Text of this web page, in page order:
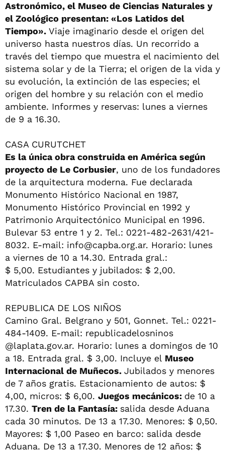
Astronómico, el Museo de Ciencias Naturales y
el Zoológico presentan: «Los Latidos del
Tiempo». Viaje imaginario desde el origen del
universo hasta nuestros días. Un recorrido a
través del tiempo que muestra el nacimiento del
sistema solar y de la Tierra; el origen de la vida y
su evolución, la extinción de las especies; el
origen del hombre y su relación con el medio
ambiente. Informes y reservas: lunes a viernes
de 9 a 16.30.
CASA CURUTCHET
Es la única obra construida en América según
proyecto de Le Corbusier, uno de los fundadores
de la arquitectura moderna. Fue declarada
Monumento Histórico Nacional en 1987,
Monumento Histórico Provincial en 1992 y
Patrimonio Arquitectónico Municipal en 1996.
Bulevar 53 entre 1 y 2. Tel.: 0221-482-2631/421-
8032. E-mail: info@capba.org.ar. Horario: lunes
a viernes de 10 a 14.30. Entrada gral.:
$ 5,00. Estudiantes y jubilados: $ 2,00.
Matriculados CAPBA sin costo.
REPUBLICA DE LOS NIÑOS
Camino Gral. Belgrano y 501, Gonnet. Tel.: 0221-
484-1409. E-mail: republicadelosninos
@laplata.gov.ar. Horario: lunes a domingos de 10
a 18. Entrada gral. $ 3,00. Incluye el Museo
Internacional de Muñecos. Jubilados y menores
de 7 años gratis. Estacionamiento de autos: $
4,00, micros: $ 6,00. Juegos mecánicos: de 10 a
17.30. Tren de la Fantasía: salida desde Aduana
cada 30 minutos. De 13 a 17.30. Menores: $ 0,50.
Mayores: $ 1,00 Paseo en barco: salida desde
Aduana. De 13 a 17.30. Menores de 12 años: $